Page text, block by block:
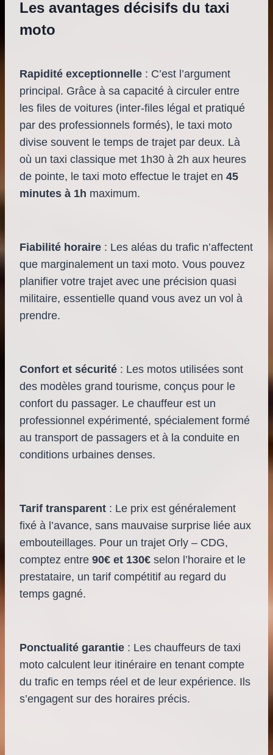
Les avantages décisifs du taxi
moto
Rapidité exceptionnelle : C’est l’argument
principal. Grâce à sa capacité à circuler entre
les files de voitures (inter-files légal et pratiqué
par des professionnels formés), le taxi moto
divise souvent le temps de trajet par deux. Là
où un taxi classique met 1h30 à 2h aux heures
de pointe, le taxi moto effectue le trajet en 45
minutes à 1h maximum.
Fiabilité horaire : Les aléas du trafic n’affectent
que marginalement un taxi moto. Vous pouvez
planifier votre trajet avec une précision quasi
militaire, essentielle quand vous avez un vol à
prendre.
Confort et sécurité : Les motos utilisées sont
des modèles grand tourisme, conçus pour le
confort du passager. Le chauffeur est un
professionnel expérimenté, spécialement formé
au transport de passagers et à la conduite en
conditions urbaines denses.
Tarif transparent : Le prix est généralement
fixé à l’avance, sans mauvaise surprise liée aux
embouteillages. Pour un trajet Orly – CDG,
comptez entre 90€ et 130€ selon l’horaire et le
prestataire, un tarif compétitif au regard du
temps gagné.
Ponctualité garantie : Les chauffeurs de taxi
moto calculent leur itinéraire en tenant compte
du trafic en temps réel et de leur expérience. Ils
s’engagent sur des horaires précis.